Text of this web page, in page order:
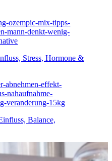
Stress, Hormone &
Balance,